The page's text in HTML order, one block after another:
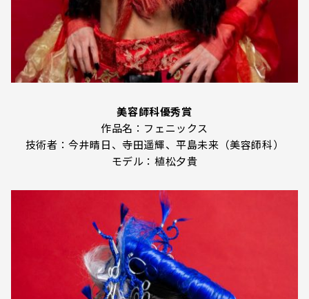
美容師科優秀賞
作品名：フェニックス
技術者：今井晴日、寺田遥輝、平島未来（美容師科）
モデル：植松夕貴